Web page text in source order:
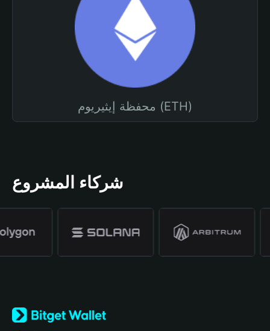
محفظة إيثيريوم (ETH)
شركاء المشروع